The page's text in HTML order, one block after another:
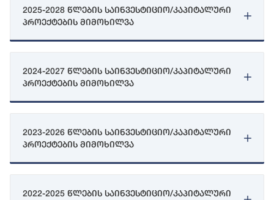
2025-2028 წლების საინვესტიციო/კაპიტალური
პროექტების მიმოხილვა
2024-2027 წლების საინვესტიციო/კაპიტალური
პროექტების მიმოხილვა
2023-2026 წლების საინვესტიციო/კაპიტალური
პროექტების მიმოხილვა
2022-2025 წლების საინვესტიციო/კაპიტალური